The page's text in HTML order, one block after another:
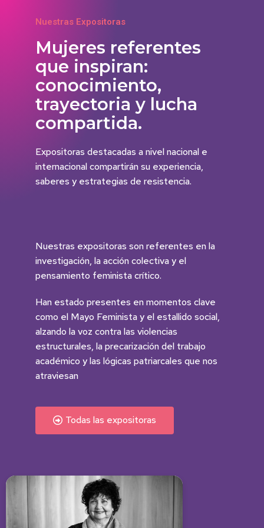
Nuestras Expositoras
Mujeres referentes
que inspiran:
conocimiento,
trayectoria y lucha
compartida.
Expositoras destacadas a nivel nacional e
internacional compartirán su experiencia,
saberes y estrategias de resistencia.
Nuestras expositoras son referentes en la
investigación, la acción colectiva y el
pensamiento feminista crítico.
Han estado presentes en momentos clave
como el Mayo Feminista y el estallido social,
alzando la voz contra las violencias
estructurales, la precarización del trabajo
académico y las lógicas patriarcales que nos
atraviesan
Todas las expositoras